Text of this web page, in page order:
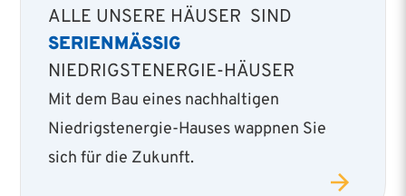
ALLE UNSERE HÄUSER SIND
SERIENMÄSSIG
NIEDRIGSTENERGIE-HÄUSER
Mit dem Bau eines nachhaltigen
Niedrigstenergie­-Hauses wappnen Sie
sich für die Zukunft.